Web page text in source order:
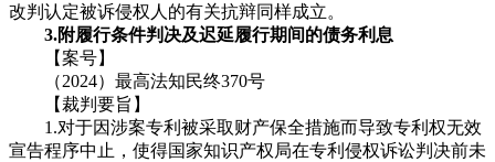
改判认定被诉侵权人的有关抗辩同样成立。
3.附履行条件判决及迟延履行期间的债务利息
【案号】
（2024）最高法知民终370号
【裁判要旨】
1.对于因涉案专利被采取财产保全措施而导致专利权无效
宣告程序中止，使得国家知识产权局在专利侵权诉讼判决前未